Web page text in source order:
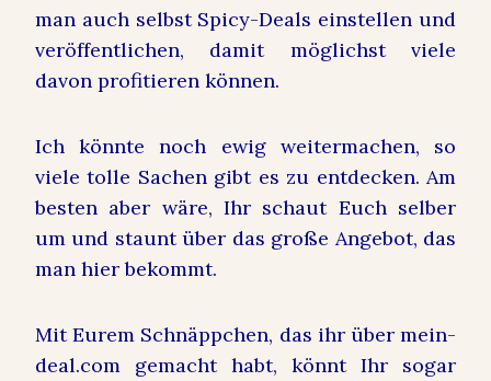
man auch selbst Spicy-Deals einstellen und
veröffentlichen, damit möglichst viele
davon profitieren können.
Ich könnte noch ewig weitermachen, so
viele tolle Sachen gibt es zu entdecken. Am
besten aber wäre, Ihr schaut Euch selber
um und staunt über das große Angebot, das
man hier bekommt.
Mit Eurem Schnäppchen, das ihr über mein-
deal.com gemacht habt, könnt Ihr sogar